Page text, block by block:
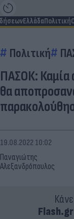
ΕλλάδαΠολιτική
Πολιτική
ΠΑΣΟΚ:
θα
Παναγιώτης
Αλεξανδρόπουλος
19.08.2022 10:02
Flash.gr